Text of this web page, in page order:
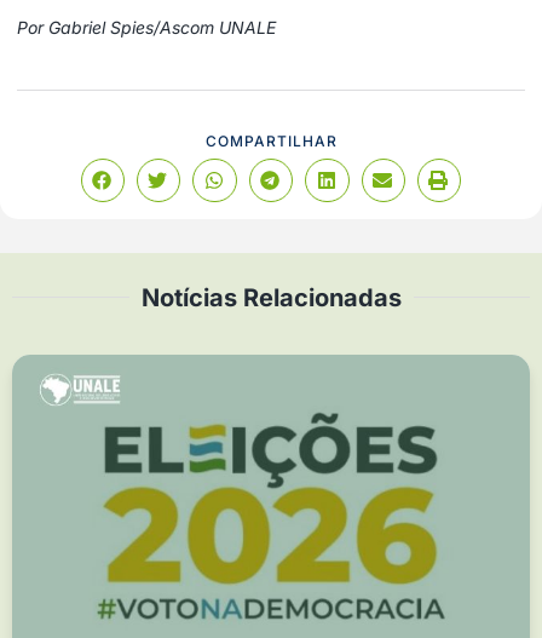
Por Gabriel Spies/Ascom UNALE
COMPARTILHAR
Notícias Relacionadas